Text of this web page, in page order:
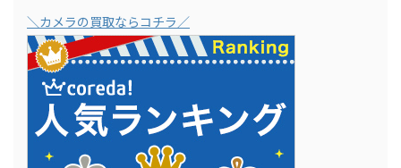
＼カメラの買取ならコチラ／